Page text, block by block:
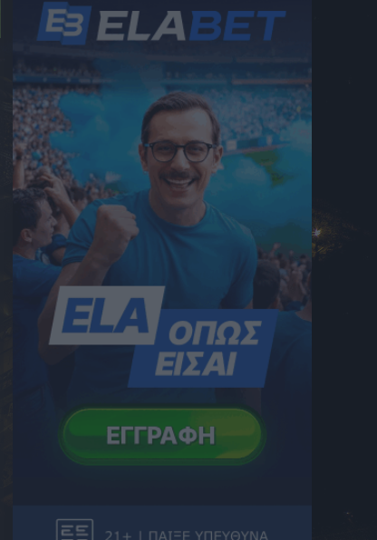
ζωντανή»
7 Αυγούστου 2026 16:59
Θύελλα
7 Αυγούστου 2026 16:58
ELABET: Ιδανική πρεμιέρα για την
Εξέλσιορ σε «Ενισχυμένο» Bet Builder
7 Αυγούστου 2026 16:50
ELABET: Η Βίμποργκ έχει την παράδοση
«Ενισχυμένη» κόντρα στην Σοντερίσκε
7 Αυγούστου 2026 16:42
ELABET: Συνεχίζεται η ανάβαση της
Έστερσουντ απέναντι στην ουραγό
7 Αυγούστου 2026 16:36
Φωτιά στο Στεφάνι Κορινθίας
7 Αυγούστου 2026 16:34
κοντά στο Μονοπήγαδο Θέρμης
7 Αυγούστου 2026 16:32
ELABET: Μπάγερν και Άστον Βίλα στήνουν
Ο Παναθηναϊκός έδωσε επαγγελματικά